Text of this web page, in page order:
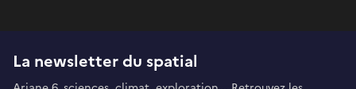
La newsletter du spatial